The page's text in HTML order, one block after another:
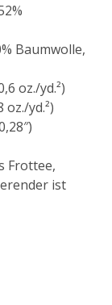
Baumwolle,
oz./yd.²)
oz./yd.²)
Frottee,
ist